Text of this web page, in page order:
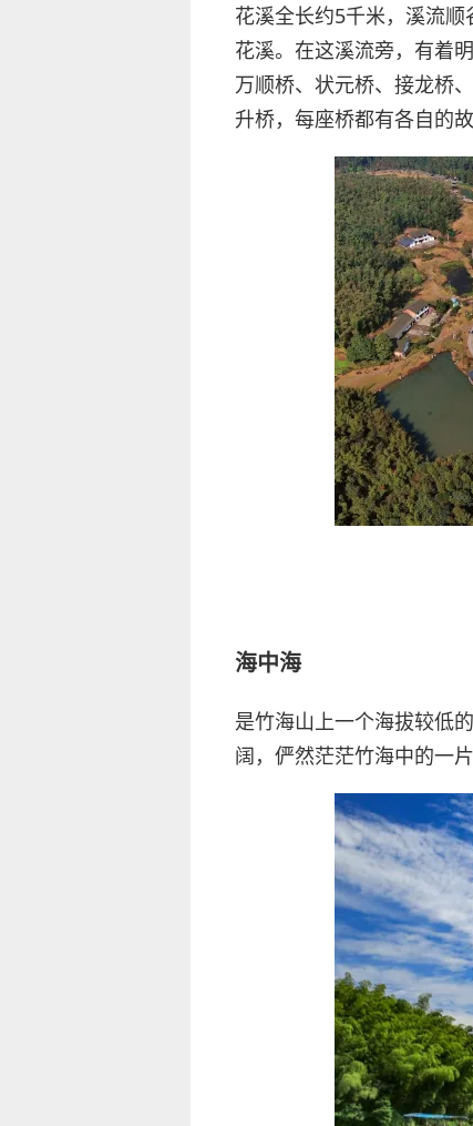
花溪全长约5千米，溪流
花溪。在这溪流旁，有着
万顺桥、状元桥、接龙桥
升桥，每座桥都有各自的故
海中海
是竹海山上一个海拔较低
阔，俨然茫茫竹海中的一